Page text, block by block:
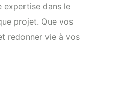
expertise dans le
projet. Que vos
redonner vie à vos